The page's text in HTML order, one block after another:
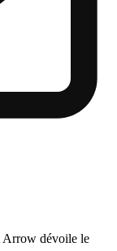
Arrow dévoile le